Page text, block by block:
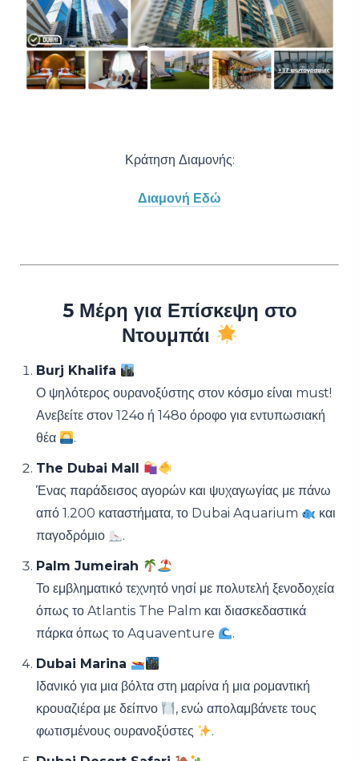
Κράτηση Διαμονής:
Διαμονή Εδώ
5 Μέρη για Επίσκεψη στο
Ντουμπάι
Burj Khalifa
Ο ψηλότερος ουρανοξύστης στον κόσμο είναι must!
Ανεβείτε στον 124ο ή 148ο όροφο για εντυπωσιακή
θέα
.
The Dubai Mall
Ένας παράδεισος αγορών και ψυχαγωγίας με πάνω
από 1.200 καταστήματα, το Dubai Aquarium
και
παγοδρόμιο
.
Palm Jumeirah
Το εμβληματικό τεχνητό νησί με πολυτελή ξενοδοχεία
όπως το Atlantis The Palm και διασκεδαστικά
πάρκα όπως το Aquaventure
.
Dubai Marina
Ιδανικό για μια βόλτα στη μαρίνα ή μια ρομαντική
κρουαζιέρα με δείπνο
, ενώ απολαμβάνετε τους
φωτισμένους ουρανοξύστες
.